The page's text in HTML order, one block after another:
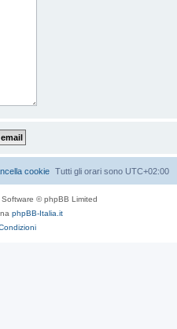
Tutti gli orari sono UTC+02:00
cookie
© phpBB Limited
phpBB-Italia.it